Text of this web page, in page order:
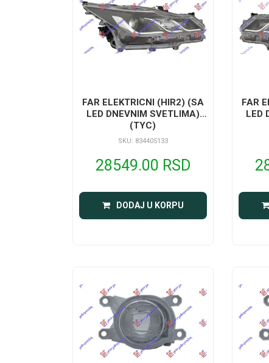
FAR ELEKTRICNI (HIR2) (SA
LED DNEVNIM SVETLIMA)
(TYC)
SKU: 834405133
28549.00 RSD
DODAJ U KORPU
FAR
LED